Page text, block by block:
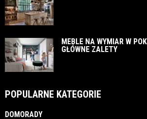
MEBLE NA WYMIAR W
GŁÓWNE ZALETY
POPULARNE KATEGORIE
DOMORADY